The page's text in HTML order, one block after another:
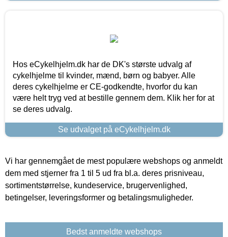
Hos eCykelhjelm.dk har de DK's største udvalg af
cykelhjelme til kvinder, mænd, børn og babyer. Alle
deres cykelhjelme er CE-godkendte, hvorfor du kan
være helt tryg ved at bestille gennem dem. Klik her for at
se deres udvalg.
Se udvalget på eCykelhjelm.dk
Vi har gennemgået de mest populære webshops og anmeldt
dem med stjerner fra 1 til 5 ud fra bl.a. deres prisniveau,
sortimentstørrelse, kundeservice, brugervenlighed,
betingelser, leveringsformer og betalingsmuligheder.
Bedst anmeldte webshops